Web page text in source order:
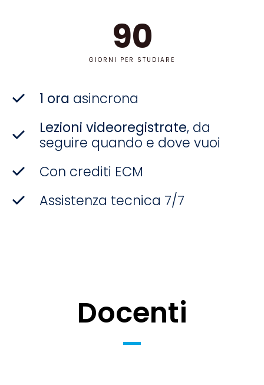
GIORNI PER STUDIARE
90
1 ora asincrona
Lezioni videoregistrate, da
seguire quando e dove vuoi
Con crediti ECM
Assistenza tecnica 7/7
Docenti